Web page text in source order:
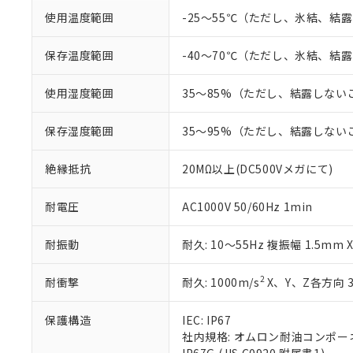
使用温度範囲 -25～55℃（ただし、氷結、結露
保存温度範囲 -40～70℃（ただし、氷結、結露
使用湿度範囲 35～85%（ただし、結露しない
保存湿度範囲 35～95%（ただし、結露しない
絶縁抵抗 20MΩ以上(DC500Vメガにて)
耐電圧 AC1000V 50/60Hz 1min
耐振動 耐久: 10～55Hz 複振幅 1.5mm
耐衝撃 耐久: 1000m/s2X、Y、Z各方向
保護構造
IEC: IP67
社内規格: オムロン耐油コンポ
くものです。
当社制御機
在庫状況お
のであり、
い。
オムロン制
在庫状況お
す。
マイパーツ
ている必要が
が、当社の
さい。
いる法人を指
鉛(Pb) 1000ppm以下、
フタル酸ビス(2-エチル
ル（DBP） 1000ppm以
但し、RoHS指令で産
フタル酸エステル類の
※2 対応予定月
部品在庫の切り替
※3 非含有証明
下記の非含有証
EU RoHS指令（10
51物質の非含有証
また、RoHS指令
「－」：未確認で
*中国RoHS10物質の基
Pb(鉛) :1000ppm、 Hg(
Cr(Ⅵ)(六価クロム) :
DEHP(フタル酸ビス(2-
「ｅ」：有害物質
「10」：通常の使
味します。
「－」：未確認で
う）を輸出
などの必要
当社は規制
ます。
当社は貴社
当社は、貴
また当社は
一定数
一定数
在庫な
機器販
空
白
受注生